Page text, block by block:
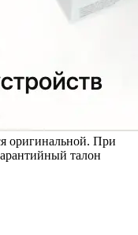
оригинальной. При
талон